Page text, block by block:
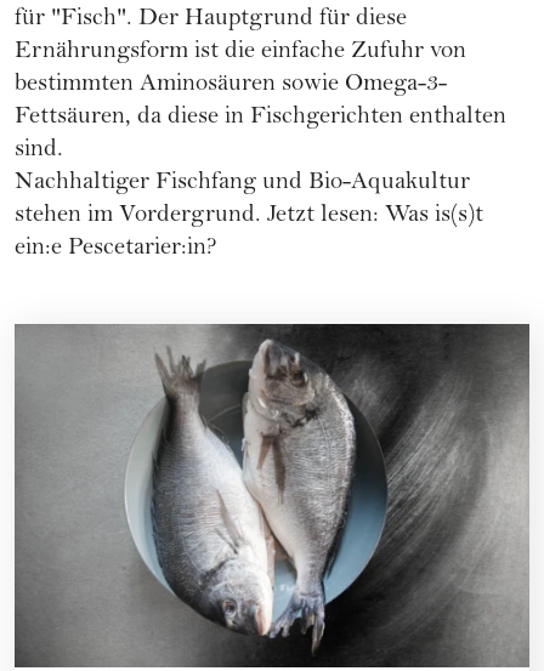
für "Fisch". Der Hauptgrund für diese
Ernährungsform ist die einfache Zufuhr von
bestimmten Aminosäuren sowie Omega-3-
Fettsäuren, da diese in Fischgerichten enthalten
sind.
Nachhaltiger Fischfang und Bio-Aquakultur
stehen im Vordergrund. Jetzt lesen: Was is(s)t
ein:e Pescetarier:in?